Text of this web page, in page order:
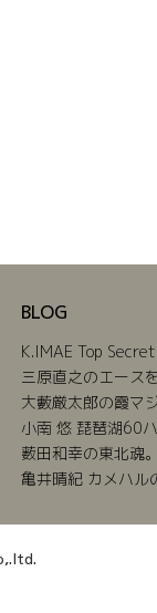
BLOG
K.IMAE Top Secret
三原直之のエース
大藪厳太郎の霞マ
小南 悠 琵琶湖60
薮田和幸の東北魂。
亀井晴紀 カメハル